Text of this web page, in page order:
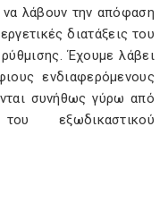
λάβουν την απόφαση
διατάξεις του
Έχουμε λάβει
ενδιαφερόμενους
συνήθως γύρω από
εξωδικαστικού